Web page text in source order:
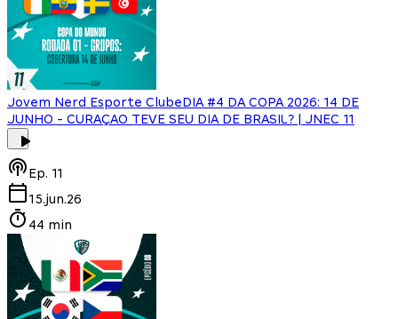
Jovem Nerd Esporte ClubeDIA #4 DA COPA 2026: 14 DE
JUNHO - CURAÇAO TEVE SEU DIA DE BRASIL? | JNEC 11
Ep. 11
15.jun.26
44 min